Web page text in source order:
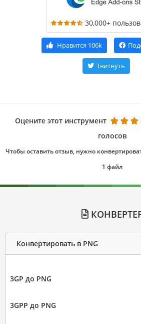
30,000+
Нравится 106k
Твитнуть
Оцените этот инструмент
голосов
Чтобы оставить отзыв, нужно
1 файл
Конвертировать в PNG
3GP до PNG
3GPP до PNG